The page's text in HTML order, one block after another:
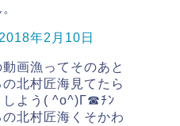
年2月10日
画漁ってそのあと
北村匠海見てたら
しよう( ^o^)Г☎ﾁﾝ
北村匠海くそかわ